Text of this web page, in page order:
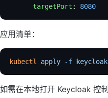
      targetPort
: 8080
应用清单：
kubectl apply -f
如需在本地打开 Keycloak 控